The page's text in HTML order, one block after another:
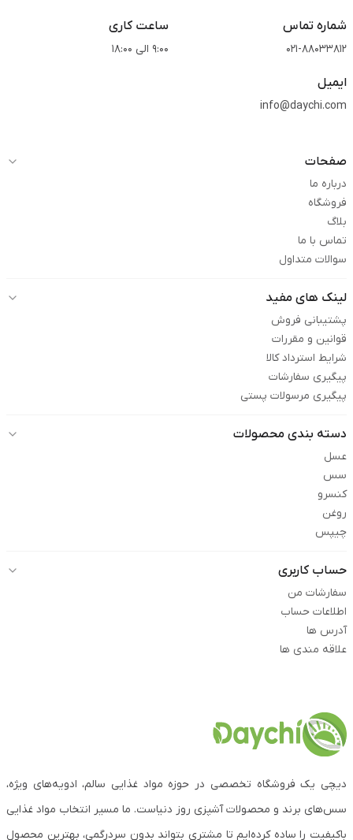
شماره تماس
021-88033812
ساعت کاری
9:00 الی 18:00
ایمیل
info@daychi.com
صفحات
درباره ما
فروشگاه
بلاگ
تماس با ما
سوالات متداول
لینک های مفید
پشتیبانی فروش
قوانین و مقررات
شرایط استرداد کالا
پیگیری سفارشات
پیگیری مرسولات پستی
دسته بندی محصولات
عسل
سس
کنسرو
روغن
چیپس
حساب کاربری
سفارشات من
اطلاعات حساب
آدرس ها
علاقه مندی ها
دیچی یک فروشگاه تخصصی در حوزه مواد غذایی سالم، ادویه‌های ویژه،
سس‌های برند و محصولات آشپزی روز دنیاست. ما مسیر انتخاب مواد غذایی
باکیفیت را ساده کرده‌ایم تا مشتری بتواند بدون سردرگمی، بهترین محصول